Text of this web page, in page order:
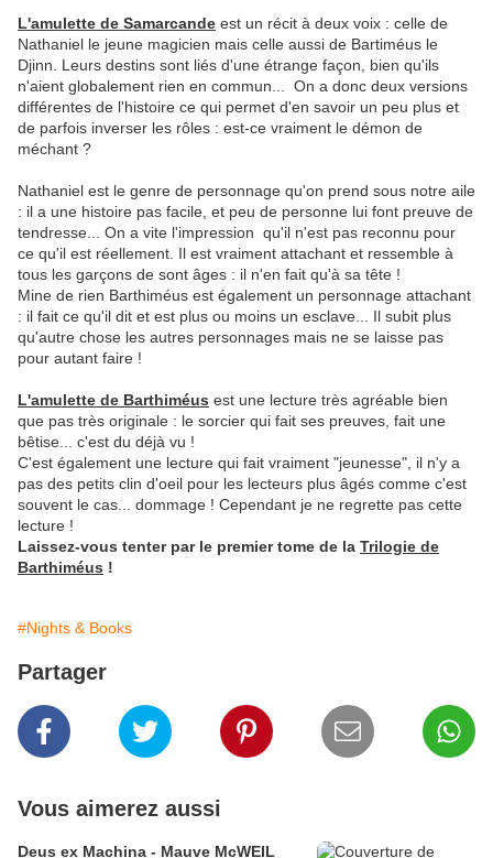
L'amulette de Samarcande est un récit à deux voix : celle de
Nathaniel le jeune magicien mais celle aussi de Bartiméus le
Djinn. Leurs destins sont liés d'une étrange façon, bien qu'ils
n'aient globalement rien en commun... On a donc deux versions
différentes de l'histoire ce qui permet d'en savoir un peu plus et
de parfois inverser les rôles : est-ce vraiment le démon de
méchant ?
Nathaniel est le genre de personnage qu'on prend sous notre aile
: il a une histoire pas facile, et peu de personne lui font preuve de
tendresse... On a vite l'impression qu'il n'est pas reconnu pour
ce qu'il est réellement. Il est vraiment attachant et ressemble à
tous les garçons de sont âges : il n'en fait qu'à sa tête !
Mine de rien Barthiméus est également un personnage attachant
: il fait ce qu'il dit et est plus ou moins un esclave... Il subit plus
qu'autre chose les autres personnages mais ne se laisse pas
pour autant faire !
L'amulette de Barthiméus est une lecture très agréable bien
que pas très originale : le sorcier qui fait ses preuves, fait une
bêtise... c'est du déjà vu !
C'est également une lecture qui fait vraiment "jeunesse", il n'y a
pas des petits clin d'oeil pour les lecteurs plus âgés comme c'est
souvent le cas... dommage ! Cependant je ne regrette pas cette
lecture !
Laissez-vous tenter par le premier tome de la Trilogie de
Barthiméus !
#Nights & Books
Partager
Vous aimerez aussi
Deus ex Machina - Mauve McWEIL